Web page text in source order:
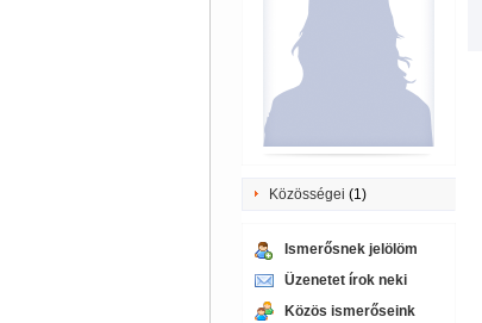
Közösségei (1)
Ismerősnek jelölöm
Üzenetet írok neki
Közös ismerőseink